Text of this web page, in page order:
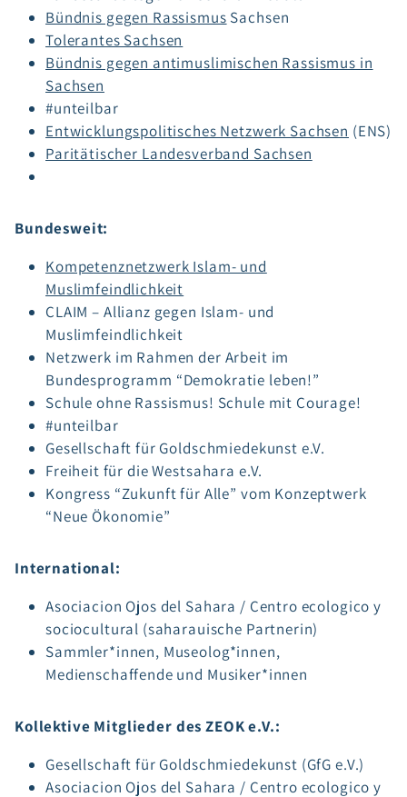
Bündnis gegen Rassismus Sachsen
Tolerantes Sachsen
Bündnis gegen antimuslimischen Rassismus in
Sachsen
#unteilbar
Entwicklungspolitisches Netzwerk Sachsen (ENS)
Paritätischer Landesverband Sachsen
Bundesweit:
Kompetenznetzwerk Islam- und
Muslimfeindlichkeit
CLAIM – Allianz gegen Islam- und
Muslimfeindlichkeit
Netzwerk im Rahmen der Arbeit im
Bundesprogramm “Demokratie leben!”
Schule ohne Rassismus! Schule mit Courage!
#unteilbar
Gesellschaft für Goldschmiedekunst e.V.
Freiheit für die Westsahara e.V.
Kongress “Zukunft für Alle” vom Konzeptwerk
“Neue Ökonomie”
International:
Asociacion Ojos del Sahara / Centro ecologico y
sociocultural (saharauische Partnerin)
Sammler*innen, Museolog*innen,
Medienschaffende und Musiker*innen
Kollektive Mitglieder des ZEOK e.V.:
Gesellschaft für Goldschmiedekunst (GfG e.V.)
Asociacion Ojos del Sahara / Centro ecologico y